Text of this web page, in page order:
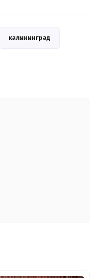
калининград